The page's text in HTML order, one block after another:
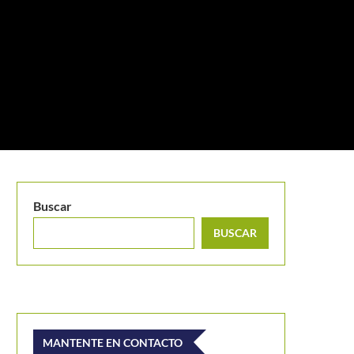
Buscar
BUSCAR
MANTENTE EN CONTACTO